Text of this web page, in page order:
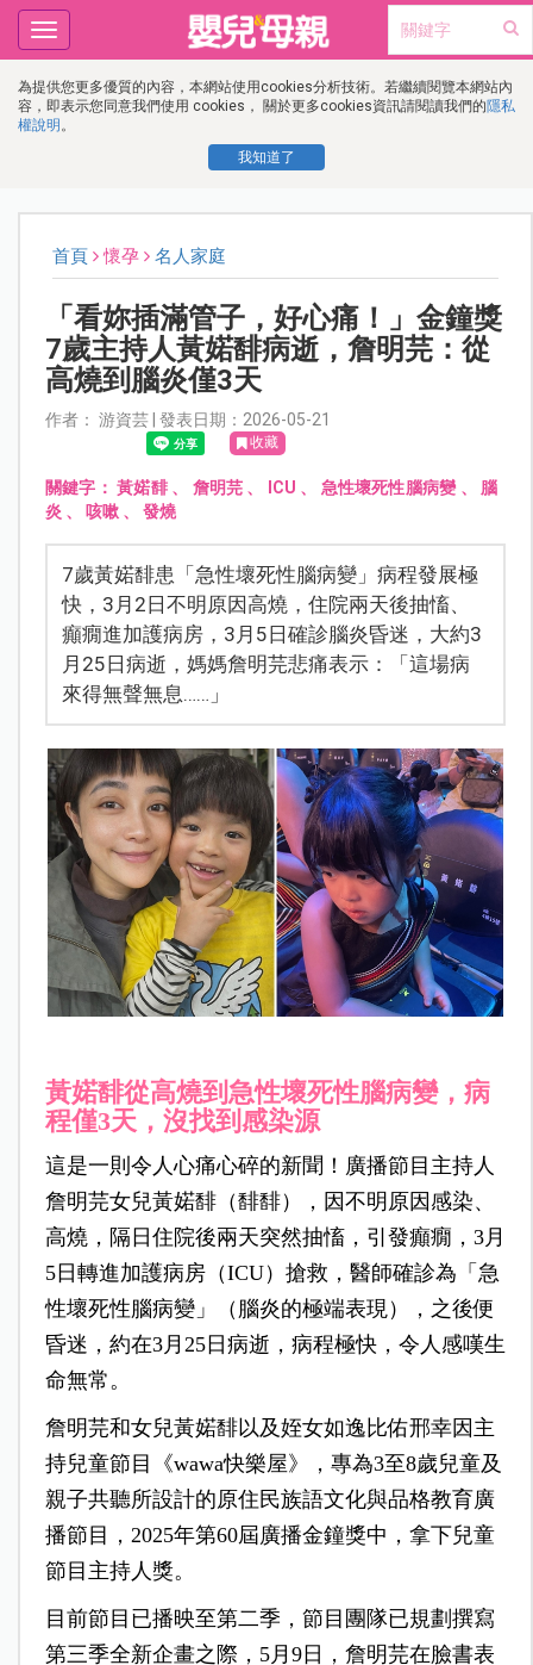
為提供您更多優質的內容，本網站使用cookies分析技術。若繼續閱覽本網站內
容，即表示您同意我們使用 cookies， 關於更多cookies資訊請閱讀我們的隱私
權說明 。
我知道了
Toggle
navigation
首頁 懷孕 名人家庭
「看妳插滿管子，好心痛！」金鐘獎
7歲主持人黃婼馡病逝，詹明芫：從
高燒到腦炎僅3天
作者： 游資芸 | 發表日期：2026-05-21
收藏
關鍵字：黃婼馡、 詹明芫 、 ICU 、 急性壞死性腦病變、 腦
炎 、 咳嗽、 發燒
7歲黃婼馡患「急性壞死性腦病變」病程發展極
快，3月2日不明原因高燒，住院兩天後抽慉、
癲癇進加護病房，3月5日確診腦炎昏迷，大約3
月25日病逝，媽媽詹明芫悲痛表示：「這場病
來得無聲無息……」
黃婼馡從高燒到急性壞死性腦病變，病
程僅3天，沒找到感染源
這是一則令人心痛心碎的新聞！廣播節目主持人
詹明芫女兒黃婼馡（馡馡），因不明原因感染、
高燒，隔日住院後兩天突然抽慉，引發癲癇，3月
5日轉進加護病房（ICU）搶救，醫師確診為「急
性壞死性腦病變」（腦炎的極端表現），之後便
昏迷，約在3月25日病逝，病程極快，令人感嘆生
命無常。
詹明芫和女兒黃婼馡以及姪女如逸比佑邢幸因主
持兒童節目《wawa快樂屋》，專為3至8歲兒童及
親子共聽所設計的原住民族語文化與品格教育廣
播節目，2025年第60屆廣播金鐘獎中，拿下兒童
節目主持人獎。
目前節目已播映至第二季，節目團隊已規劃撰寫
第三季全新企畫之際，5月9日，詹明芫在臉書表